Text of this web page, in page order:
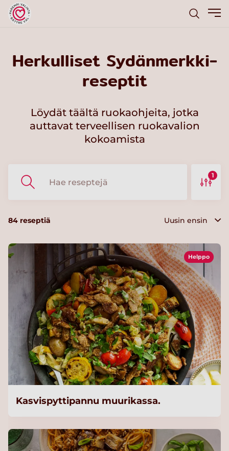
Herkulliset Sydänmerkki-
reseptit
Löydät täältä ruokaohjeita, jotka
auttavat terveellisen ruokavalion
kokoamista
1
84 reseptiä
Helppo
Kasvispyttipannu muurikassa.